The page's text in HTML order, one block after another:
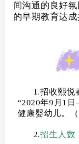
间沟通的良好
的早期教育达成
1.招收熙悦
“2020年9 月1
健康婴幼儿。
2.招生人数